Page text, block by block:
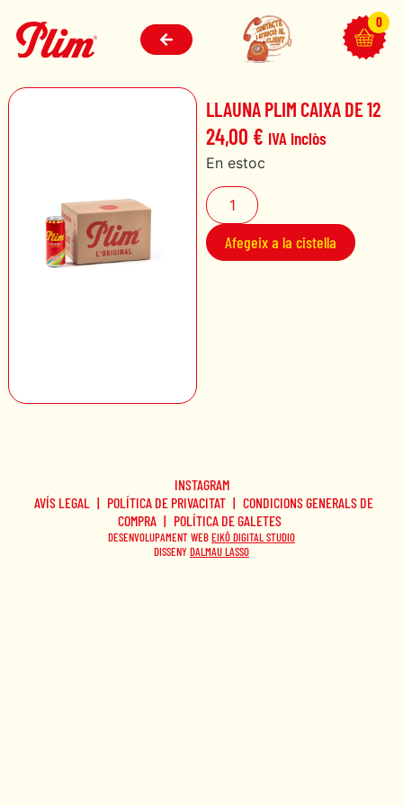
0
LLAUNA PLIM CAIXA DE 12
24,00 € IVA inclòs
En estoc
Afegeix a la cistella
INSTAGRAM
AVÍS LEGAL | POLÍTICA DE PRIVACITAT | CONDICIONS GENERALS DE
COMPRA | POLÍTICA DE GALETES
DESENVOLUPAMENT WEBEIKŌ DIGITAL STUDIO
DISSENYDALMAU LASSO